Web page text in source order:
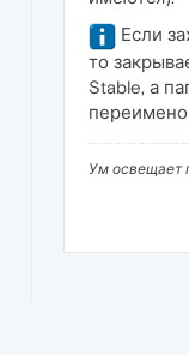
Если
то
Stable, а
Ум освещает